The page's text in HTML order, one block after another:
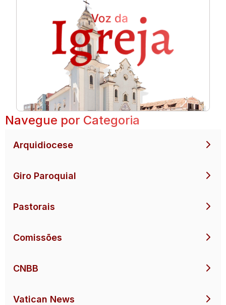
Navegue por Categoria
Arquidiocese
Giro Paroquial
Pastorais
Comissões
CNBB
Vatican News